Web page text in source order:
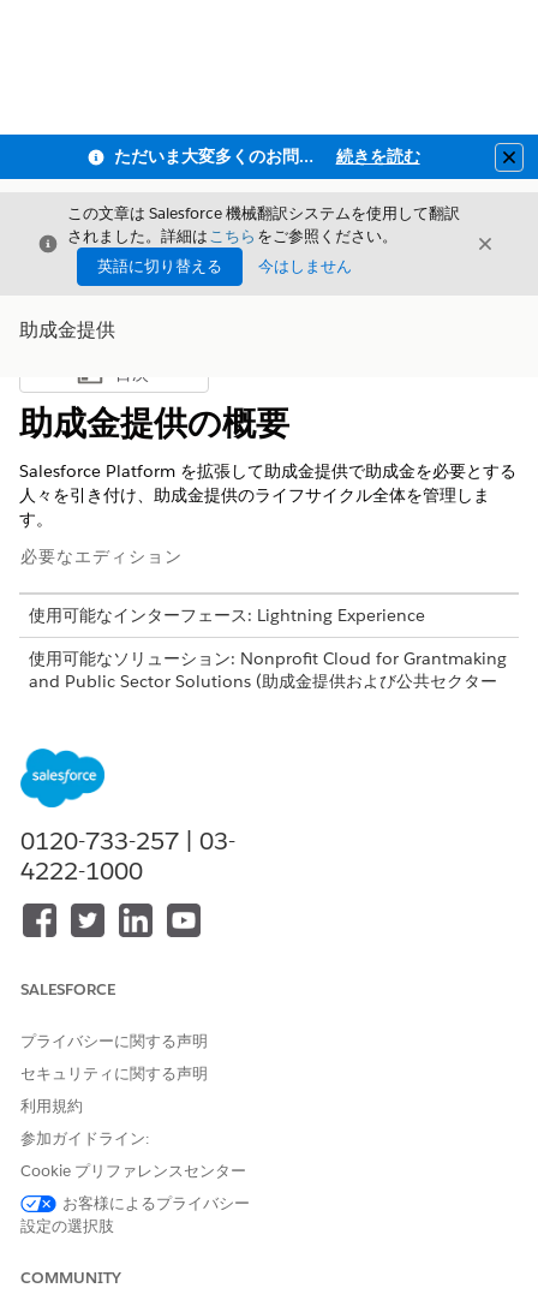
ただいま大変多くのお問い合わせをいただいており、ご連絡までにお時間を頂戴しております 続きを読む
閉じる
この文章は Salesforce 機械翻訳システムを使用して翻訳
されました。詳細はこちら をご参照ください。
英語に切り替える
今はしません
閉じる
助成金提供
目次を表示
目次
助成金提供の概要
Salesforce Platform を拡張して助成金提供で助成金を必要とする
人々を引き付け、助成金提供のライフサイクル全体を管理しま
す。
必要なエディション
使用可能なインターフェース: Lightning Experience
使用可能なソリューション: Nonprofit Cloud for Grantmaking
and Public Sector Solutions (助成金提供および公共セクター
重要このドキュメントでは、Salesforce のプラットフォームソ
リューションである助成金提供に関する情報を提供します。助
成金管理の管理パッケージについての詳細は、
てください。
助成金提供の使用開始
助成金提供により、助成金提供者と助成金を必要とする人の助
成金管理プロセスが合理化されます。Salesforce プラットフ
ォームを基盤にする助成金提供は既存のライセンスを拡張し、
360 度の視点から関係者、資金調達商談、オンラインポータ
ル、受領者の申請書、授与指標を把握できます。トライアル組
織を参考にして、内容、推奨される設定、実装の準備方法につ
いて学習できます。
助成金提供に含まれる内容
0120-733-257 | 03-
4222-1000
SALESFORCE
プライバシーに関する声明
セキュリティに関する声明
利用規約
参加ガイドライン:
Cookie プリファレンスセンター
お客様によるプライバシー
設定の選択肢
COMMUNITY